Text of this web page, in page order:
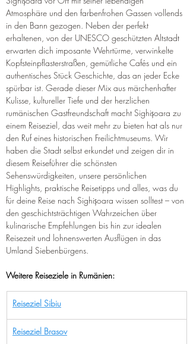
Atmosphäre und den farbenfrohen Gassen vollends
in den Bann gezogen. Neben der perfekt
erhaltenen, von der UNESCO geschützten Altstadt
erwarten dich imposante Wehrtürme, verwinkelte
Kopfsteinpflasterstraßen, gemütliche Cafés und ein
authentisches Stück Geschichte, das an jeder Ecke
spürbar ist. Gerade dieser Mix aus märchenhafter
Kulisse, kultureller Tiefe und der herzlichen
rumänischen Gastfreundschaft macht Sighișoara zu
einem Reiseziel, das weit mehr zu bieten hat als nur
den Ruf eines historischen Freilichtmuseums. Wir
haben die Stadt selbst erkundet und zeigen dir in
diesem Reiseführer die schönsten
Sehenswürdigkeiten, unsere persönlichen
Highlights, praktische Reisetipps und alles, was du
für deine Reise nach Sighișoara wissen solltest – von
den geschichtsträchtigen Wahrzeichen über
kulinarische Empfehlungen bis hin zur idealen
Reisezeit und lohnenswerten Ausflügen in das
Umland Siebenbürgens.
Weitere Reiseziele in Rumänien:
Reiseziel Sibiu
Reiseziel Brasov